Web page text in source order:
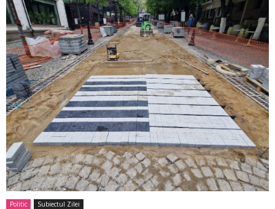
Politic Subiectul Zilei